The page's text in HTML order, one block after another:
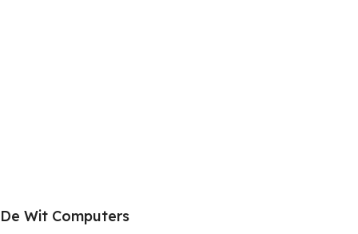
De Wit Computers